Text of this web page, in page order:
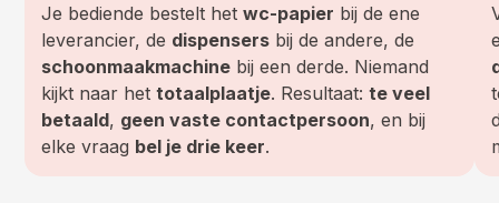
Je bediende bestelt hetwc-papier bij de ene
leverancier, de dispensers bij de andere, de
schoonmaakmachine bij een derde. Niemand
kijkt naar hettotaalplaatje. Resultaat:te veel
betaald, geen vaste contactpersoon, en bij
elke vraag bel je drie keer.